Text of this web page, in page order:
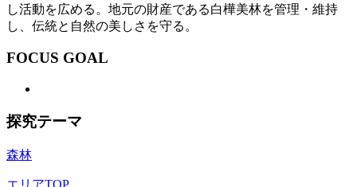
し活動を広める。地元の財産である白樺美林を管理・維持
し、伝統と自然の美しさを守る。
FOCUS GOAL
探究テーマ
森林
エリアTOP